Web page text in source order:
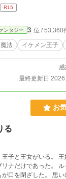
。
R15
ンタジー 3 位 / 53,360
魔法 イケメン王子
最終更新日
お
る
王妃は亡くなっており、夫妻
ルイレットは王太子になった
口を閉ざした。 思